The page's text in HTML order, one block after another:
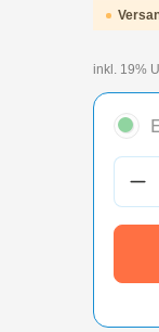
inkl. 19%